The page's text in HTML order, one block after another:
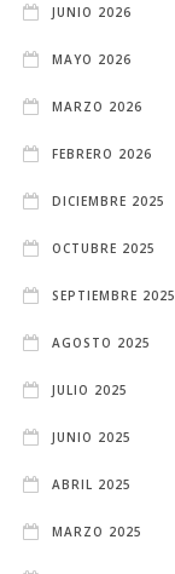
JUNIO 2026
MAYO 2026
MARZO 2026
FEBRERO 2026
DICIEMBRE 2025
OCTUBRE 2025
SEPTIEMBRE 2025
AGOSTO 2025
JULIO 2025
JUNIO 2025
ABRIL 2025
MARZO 2025